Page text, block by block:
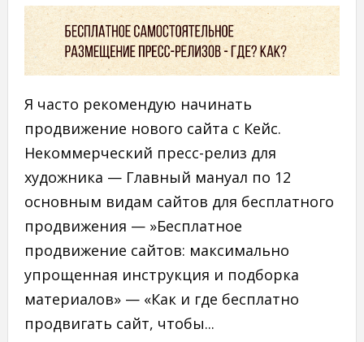
Я часто рекомендую начинать
продвижение нового сайта с Кейс.
Некоммерческий пресс-релиз для
художника — Главный мануал по 12
основным видам сайтов для бесплатного
продвижения — »Бесплатное
продвижение сайтов: максимально
упрощенная инструкция и подборка
материалов» — «Как и где бесплатно
продвигать сайт, чтобы...